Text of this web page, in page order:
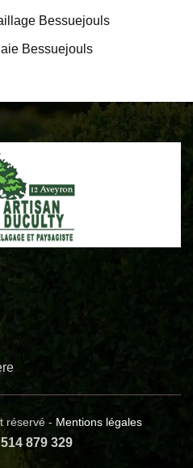
Bessuejouls
Bessuejouls
réservé - Mentions légales
879 329